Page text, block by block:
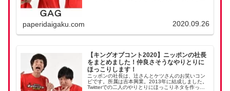
paperidaigaku.com 2020.09.26
【キングオブコント2020】ニッポンの社長
をまとめました！仲良さそうなやりとりに
ほっこりします！
ニッポンの社長は、辻さんとケツさんのお笑いコン
ビです。所属は吉本興業。2013年に結成しました。
Twitterでの二人のやりとりにほっこりネタを作って